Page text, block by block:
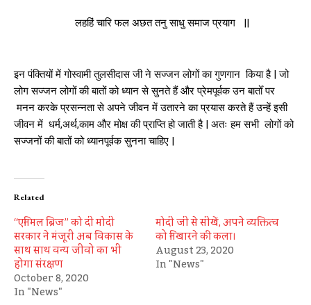
लहहिं चारि फल अछत तनु साधु समाज प्रयाग ||
इन पंक्तियों में गोस्वामी तुलसीदास जी ने सज्जन लोगों का गुणगान किया है | जो
लोग सज्जन लोगों की बातों को ध्यान से सुनते हैं और प्रेमपूर्वक उन बातोँ पर
मनन करके प्रसन्नता से अपने जीवन में उतारने का प्रयास करते हैं उन्हें इसी
जीवन में धर्म,अर्थ,काम और मोक्ष की प्राप्ति हो जाती है | अतः हम सभी लोगों को
सज्जनों की बातों को ध्यानपूर्वक सुनना चाहिए |
Related
“एनिमल ब्रिज” को दी मोदी
सरकार ने मंजूरी अब विकास के
साथ साथ वन्य जीवो का भी
होगा संरक्षण
October 8, 2020
In "News"
मोदी जी से सीखें, अपने व्यक्तित्व
को निखारने की कला।
August 23, 2020
In "News"